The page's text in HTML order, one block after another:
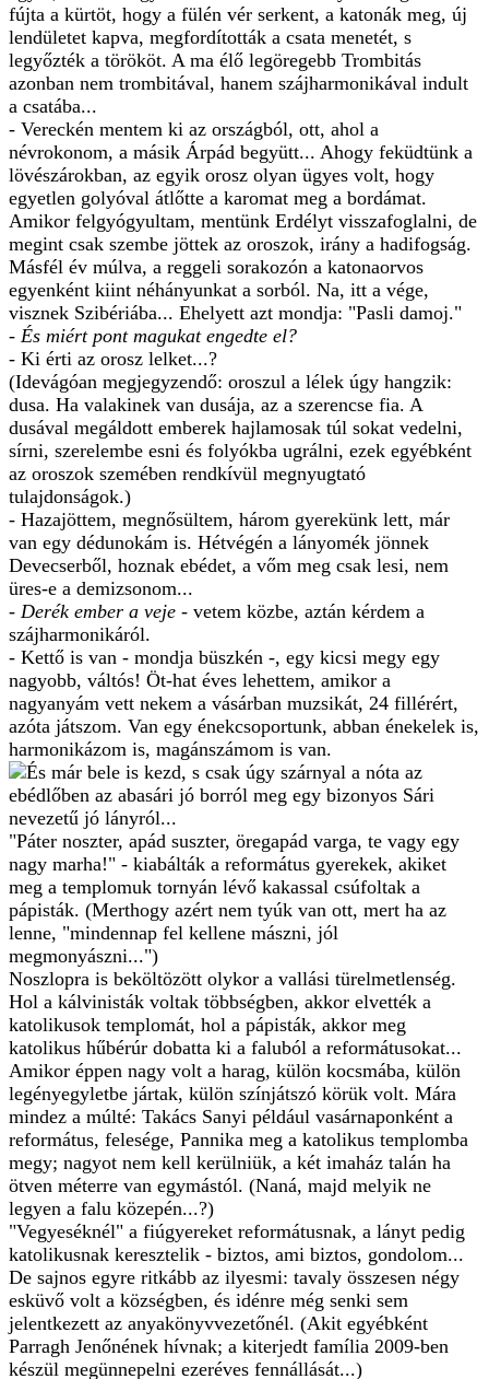
fújta a kürtöt, hogy a fülén vér serkent, a katonák meg, új
lendületet kapva, megfordították a csata menetét, s
legyőzték a törököt. A ma élő legöregebb Trombitás
azonban nem trombitával, hanem szájharmonikával indult
a csatába...
- Vereckén mentem ki az országból, ott, ahol a
névrokonom, a másik Árpád begyütt... Ahogy feküdtünk a
lövészárokban, az egyik orosz olyan ügyes volt, hogy
egyetlen golyóval átlőtte a karomat meg a bordámat.
Amikor felgyógyultam, mentünk Erdélyt visszafoglalni, de
megint csak szembe jöttek az oroszok, irány a hadifogság.
Másfél év múlva, a reggeli sorakozón a katonaorvos
egyenként kiint néhányunkat a sorból. Na, itt a vége,
visznek Szibériába... Ehelyett azt mondja: "Pasli damoj."
- És miért pont magukat engedte el?
- Ki érti az orosz lelket...?
(Idevágóan megjegyzendő: oroszul a lélek úgy hangzik:
dusa. Ha valakinek van dusája, az a szerencse fia. A
dusával megáldott emberek hajlamosak túl sokat vedelni,
sírni, szerelembe esni és folyókba ugrálni, ezek egyébként
az oroszok szemében rendkívül megnyugtató
tulajdonságok.)
- Hazajöttem, megnősültem, három gyerekünk lett, már
van egy dédunokám is. Hétvégén a lányomék jönnek
Devecserből, hoznak ebédet, a vőm meg csak lesi, nem
üres-e a demizsonom...
- Derék ember a veje - vetem közbe, aztán kérdem a
szájharmonikáról.
- Kettő is van - mondja büszkén -, egy kicsi megy egy
nagyobb, váltós! Öt-hat éves lehettem, amikor a
nagyanyám vett nekem a vásárban muzsikát, 24 fillérért,
azóta játszom. Van egy énekcsoportunk, abban énekelek is,
harmonikázom is, magánszámom is van.
És már bele is kezd, s csak úgy szárnyal a nóta az
ebédlőben az abasári jó borról meg egy bizonyos Sári
nevezetű jó lányról...
"Páter noszter, apád suszter, öregapád varga, te vagy egy
nagy marha!" - kiabálták a református gyerekek, akiket
meg a templomuk tornyán lévő kakassal csúfoltak a
pápisták. (Merthogy azért nem tyúk van ott, mert ha az
lenne, "mindennap fel kellene mászni, jól
megmonyászni...")
Noszlopra is beköltözött olykor a vallási türelmetlenség.
Hol a kálvinisták voltak többségben, akkor elvették a
katolikusok templomát, hol a pápisták, akkor meg
katolikus hűbérúr dobatta ki a faluból a reformátusokat...
Amikor éppen nagy volt a harag, külön kocsmába, külön
legényegyletbe jártak, külön színjátszó körük volt. Mára
mindez a múlté: Takács Sanyi például vasárnaponként a
református, felesége, Pannika meg a katolikus templomba
megy; nagyot nem kell kerülniük, a két imaház talán ha
ötven méterre van egymástól. (Naná, majd melyik ne
legyen a falu közepén...?)
"Vegyeséknél" a fiúgyereket reformátusnak, a lányt pedig
katolikusnak keresztelik - biztos, ami biztos, gondolom...
De sajnos egyre ritkább az ilyesmi: tavaly összesen négy
esküvő volt a községben, és idénre még senki sem
jelentkezett az anyakönyvvezetőnél. (Akit egyébként
Parragh Jenőnének hívnak; a kiterjedt família 2009-ben
készül megünnepelni ezeréves fennállását...)